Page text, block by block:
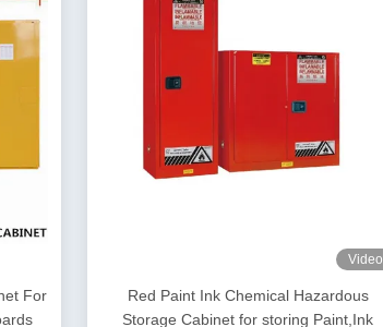
For
Video
Red Paint Ink Chemical Hazardous
Storage Cabinet for storing Paint,Ink